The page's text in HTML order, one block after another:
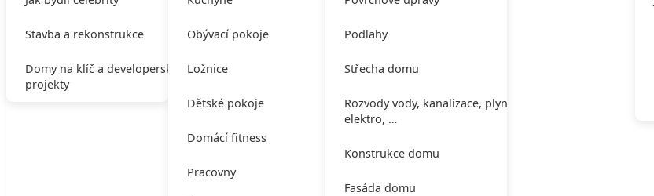
Stavba a rekonstrukce
Domy na klíč a developerské
projekty
Obývací pokoje
Ložnice
Dětské pokoje
Domácí fitness
Pracovny
Podlahy
Střecha domu
Rozvody vody, kanalizace, plynu,
elektro, …
Konstrukce domu
Fasáda domu